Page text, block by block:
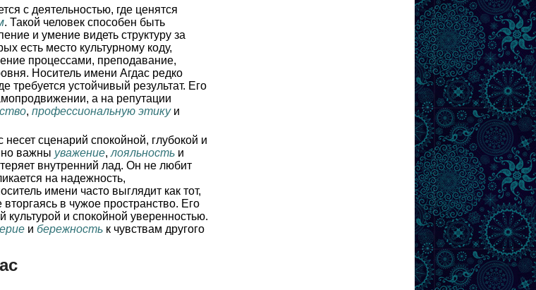
с деятельностью, где ценятся
. Такой человек способен быть
и умение видеть структуру за
есть место культурному коду,
процессами, преподавание,
Носитель имени Агдас редко
требуется устойчивый результат. Его
а на репутации
, профессиональную этикуи
сценарий спокойной, глубокой и
важны уважение, лояльность и
внутренний лад. Он не любит
на надежность,
имени часто выглядит как тот,
в чужое пространство. Его
культурой и спокойной уверенностью.
и бережность к чувствам другого